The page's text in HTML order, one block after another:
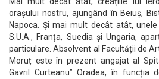
orașului nostru, ajungând în Beiuș,
Napoca. Și mai mult decât atât,
S.U.A., Franța, Suedia și Ungaria,
particulare. Absolvent al Facultății de
Moruț este în prezent angajat al
Gavril Curteanu” Oradea, în funcția